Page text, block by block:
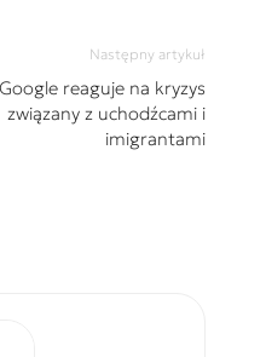
Następny artykuł
Google reaguje na kryzys
związany z uchodźcami i
imigrantami